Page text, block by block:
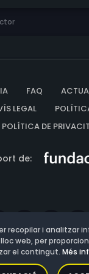
David Sibley,
Fred Wood,
FAQ
LEGAL
POLÍTICA DE
de:
Versió:
recopilar i analitzar
web, per
el contingut. Més